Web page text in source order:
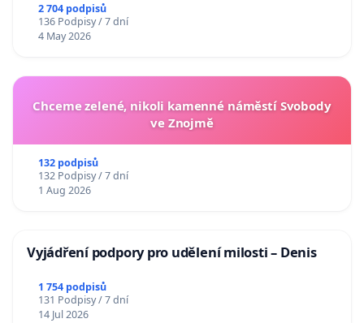
2 704 podpisů
136 Podpisy / 7 dní
4 May 2026
Chceme zelené, nikoli kamenné náměstí Svobody
ve Znojmě
132 podpisů
132 Podpisy / 7 dní
1 Aug 2026
Vyjádření podpory pro udělení milosti – Denis
1 754 podpisů
131 Podpisy / 7 dní
14 Jul 2026